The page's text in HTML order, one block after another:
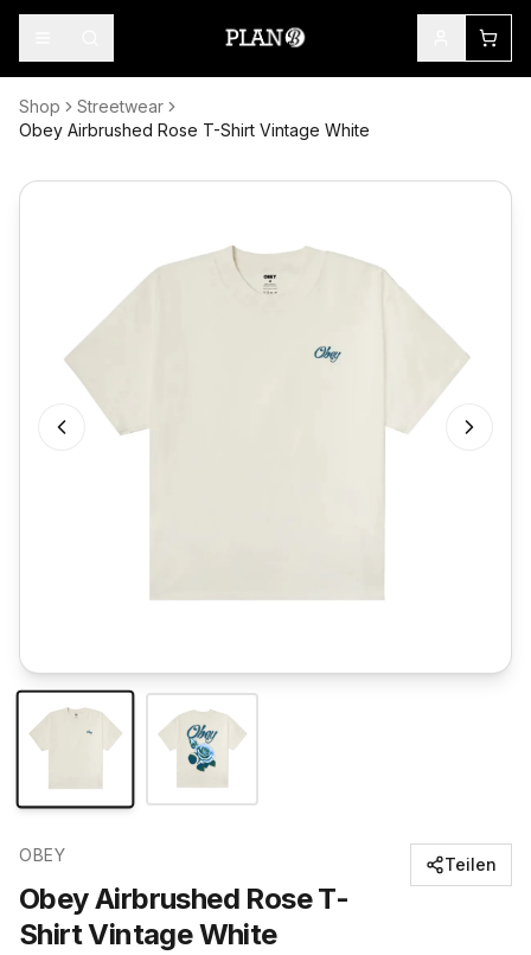
Shop
Streetwear
Obey Airbrushed Rose T-Shirt Vintage White
OBEY
Obey Airbrushed Rose T-
Shirt Vintage White
Teilen